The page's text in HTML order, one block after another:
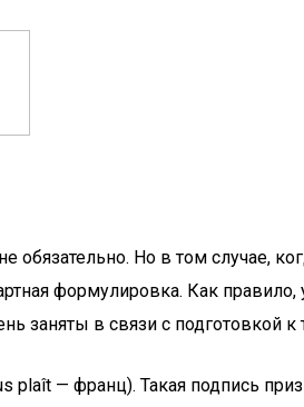
обязательно. Но в том случае,
формулировка. Как правило,
заняты в связи с подготовкой к
— франц). Такая подпись